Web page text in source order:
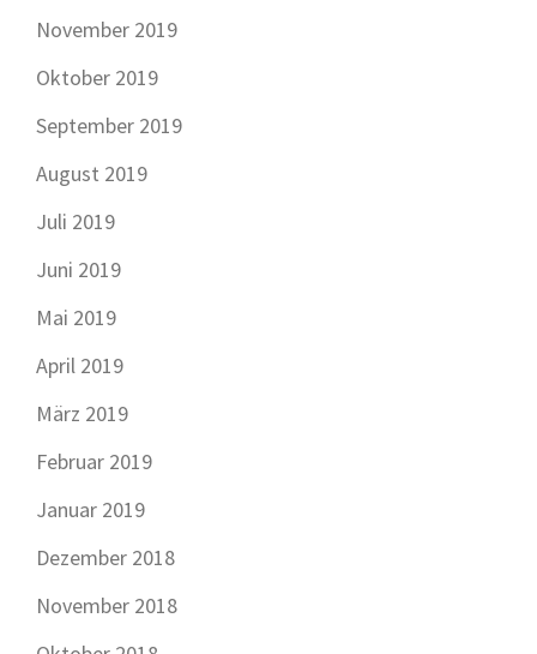
November 2019
Oktober 2019
September 2019
August 2019
Juli 2019
Juni 2019
Mai 2019
April 2019
März 2019
Februar 2019
Januar 2019
Dezember 2018
November 2018